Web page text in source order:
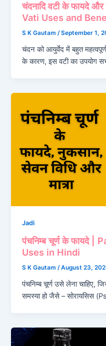
चंदनादि वटी के फायदे
Vati Uses and
S K Gautam/September 1,
चंदन को आयुर्वेद में बहुत
के कारण, इस वटी का उपयोग
Jadi
पंचनिम्ब चूर्ण के फायदे
Uses in Hindi
S K Gautam/August 23,
पंचनिम्ब चूर्ण उसे लेना चाहिए,
समस्या हो जैसे – सोरायसिस